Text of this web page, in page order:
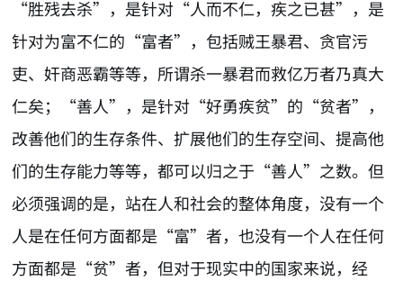
“胜残去杀”，是针对“人而不仁，疾之已甚”，是
针对为富不仁的“富者”，包括贼王暴君、贪官污
吏、奸商恶霸等等，所谓杀一暴君而救亿万者乃真大
仁矣；“善人”，是针对“好勇疾贫”的“贫者”，
改善他们的生存条件、扩展他们的生存空间、提高他
们的生存能力等等，都可以归之于“善人”之数。但
必须强调的是，站在人和社会的整体角度，没有一个
人是在任何方面都是“富”者，也没有一个人在任何
方面都是“贫”者，但对于现实中的国家来说，经